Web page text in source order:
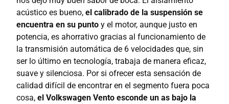
acústico es bueno, el calibrado de la suspensión se
encuentra en su punto y el motor, aunque justo en
potencia, es ahorrativo gracias al funcionamiento de
la transmisión automática de 6 velocidades que, sin
ser lo último en tecnología, trabaja de manera eficaz,
suave y silenciosa. Por si ofrecer esta sensación de
calidad difícil de encontrar en el segmento fuera poca
cosa, el Volkswagen Vento esconde un as bajo la